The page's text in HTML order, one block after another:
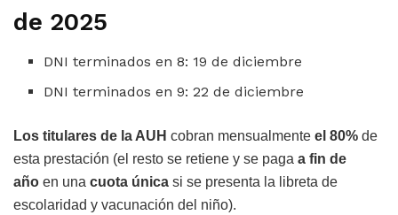
de 2025
DNI terminados en 8: 19 de diciembre
DNI terminados en 9: 22 de diciembre
Los titulares de la AUH cobran mensualmente el 80% de
esta prestación (el resto se retiene y se paga a fin de
año en una cuota única si se presenta la libreta de
escolaridad y vacunación del niño).